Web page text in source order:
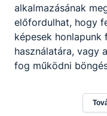
alkalmazásának
előfordulhat, hogy
képesek honlapunk
használatára, vagy
fog működni